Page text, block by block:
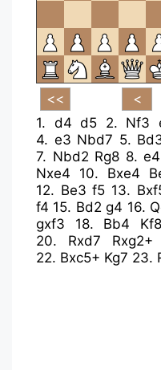
1. d4 d5 2. Nf3
4. e3 Nbd7 5.
7. Nbd2 Rg8 8.e4
Nxe4
10. Bxe4
12. Be3 f5 13.
f4 15. Bd2 g4 16.
gxf3
18. Bb4 Kf8
20. Rxd7 Rxg2+
22. Bxc5+ Kg7 23.